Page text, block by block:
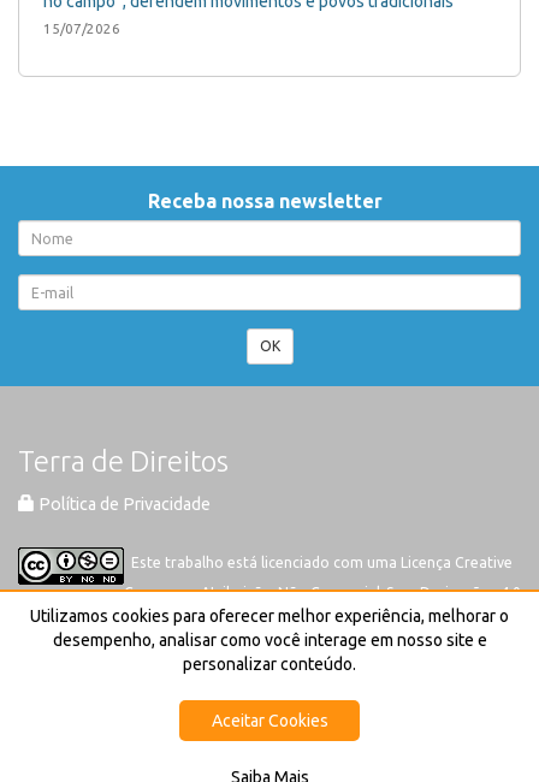
15/07/2026
Receba nossa newsletter
OK
Terra de Direitos
Política de Privacidade
Este trabalho está licenciado com uma Licença Creative
Commons-Atribuição-Não Comercial-Sem Derivações 4.0
Internacional
Utilizamos cookies para oferecer melhor experiência, melhorar o
desempenho, analisar como você interage em nosso site e
personalizar conteúdo.
Aceitar Cookies
Saiba Mais